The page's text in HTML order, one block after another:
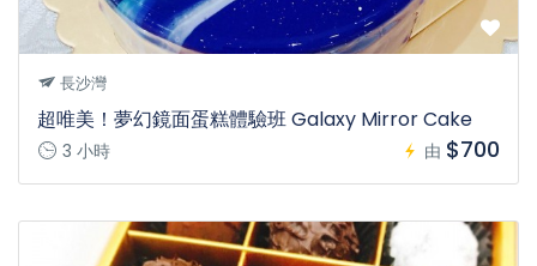
長沙灣
超唯美！夢幻鏡面蛋糕體驗班 Galaxy Mirror Cake
3 小時 由 $700